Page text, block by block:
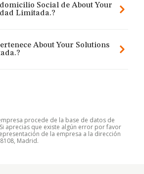
Social de About Your
Limitada.?
About Your Solutions
procede de la base de datos de
Si aprecias que existe algún error por favor
de la empresa a la dirección
Madrid.